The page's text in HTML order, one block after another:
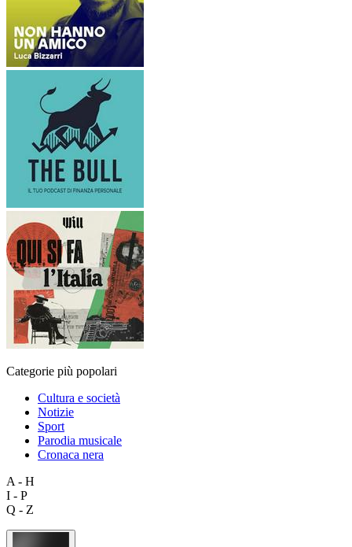
Categorie più popolari
Cultura e società
Notizie
Sport
Parodia musicale
Cronaca nera
A - H
I - P
Q - Z